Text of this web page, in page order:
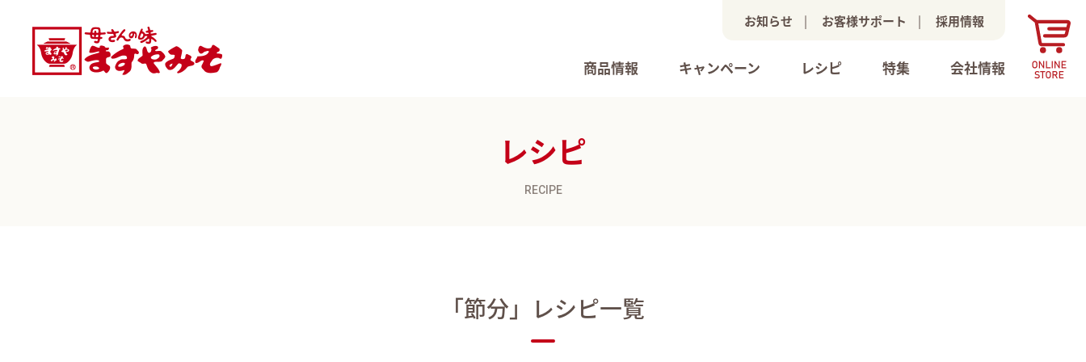
商品情報 キャンペーン レシピ 特集 会社情報
お知らせ | お客様サポート | 採用情報
レシピ
RECIPE
「節分」 レシピ一覧